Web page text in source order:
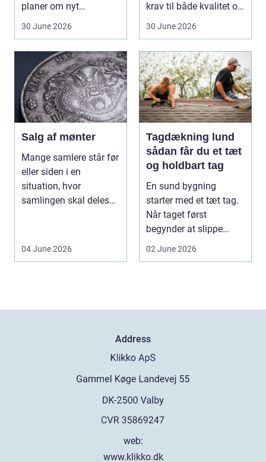
planer om nyt
badeværelse, bliver
30 June 2026
krav til både kvalitet og
hol...
30 June 2026
Salg af mønter
Mange samlere står før
eller siden i en
situation, hvor
samlingen skal deles
04 June 2026
Tagdækning lund
sådan får du et tæt
og holdbart tag
En sund bygning
starter med et tæt tag.
Når taget først
begynder at slippe
vand ind, kan skaderne
02 June 2026
Address
web:
www.klikko.dk